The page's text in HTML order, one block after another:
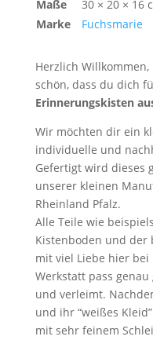
Maße
30 × 20 × 16
Marke
Fuchsmarie
Herzlich Willkommen,
schön, dass du dich
Erinnerungskisten
Wir möchten dir ein
individuelle und
Gefertigt wird dieses
unserer kleinen
Rheinland Pfalz.
Alle Teile wie
Kistenboden und der
mit viel Liebe hier
Werkstatt pass
und verleimt.
und ihr “weißes
mit sehr feinem